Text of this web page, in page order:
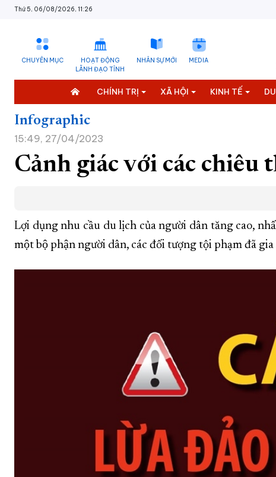
Thứ 5, 06/08/2026, 11:26
CHUYÊN MỤC
HOẠT ĐỘNG
LÃNH ĐẠO TỈNH
NHÂN SỰ MỚI MEDIA
CHÍNH TRỊ XÃ HỘI KINH TẾ
Infographic
15:49, 27/04/2023
Cảnh giác với các chiêu
Lợi dụng nhu cầu du lịch của người dân tăng cao,
một bộ phận người dân, các đối tượng tội phạm đã